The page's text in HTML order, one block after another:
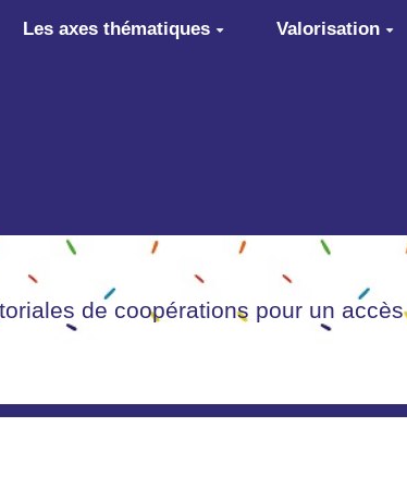
Les axes thématiques Valorisation
de coopérations pour un